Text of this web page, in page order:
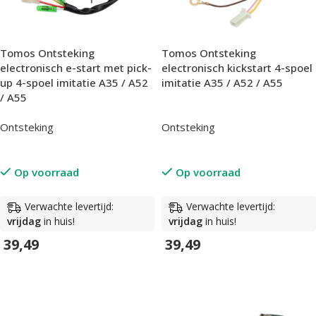
Tomos Ontsteking
electronisch e-start met pick-
up 4-spoel imitatie A35 / A52
/ A55
Ontsteking
Op voorraad
Verwachte levertijd:
vrijdag in huis!
39,49
Tomos Ontsteking
electronisch kickstart 4-spoel
imitatie A35 / A52 / A55
Ontsteking
Op voorraad
Verwachte levertijd:
vrijdag in huis!
39,49